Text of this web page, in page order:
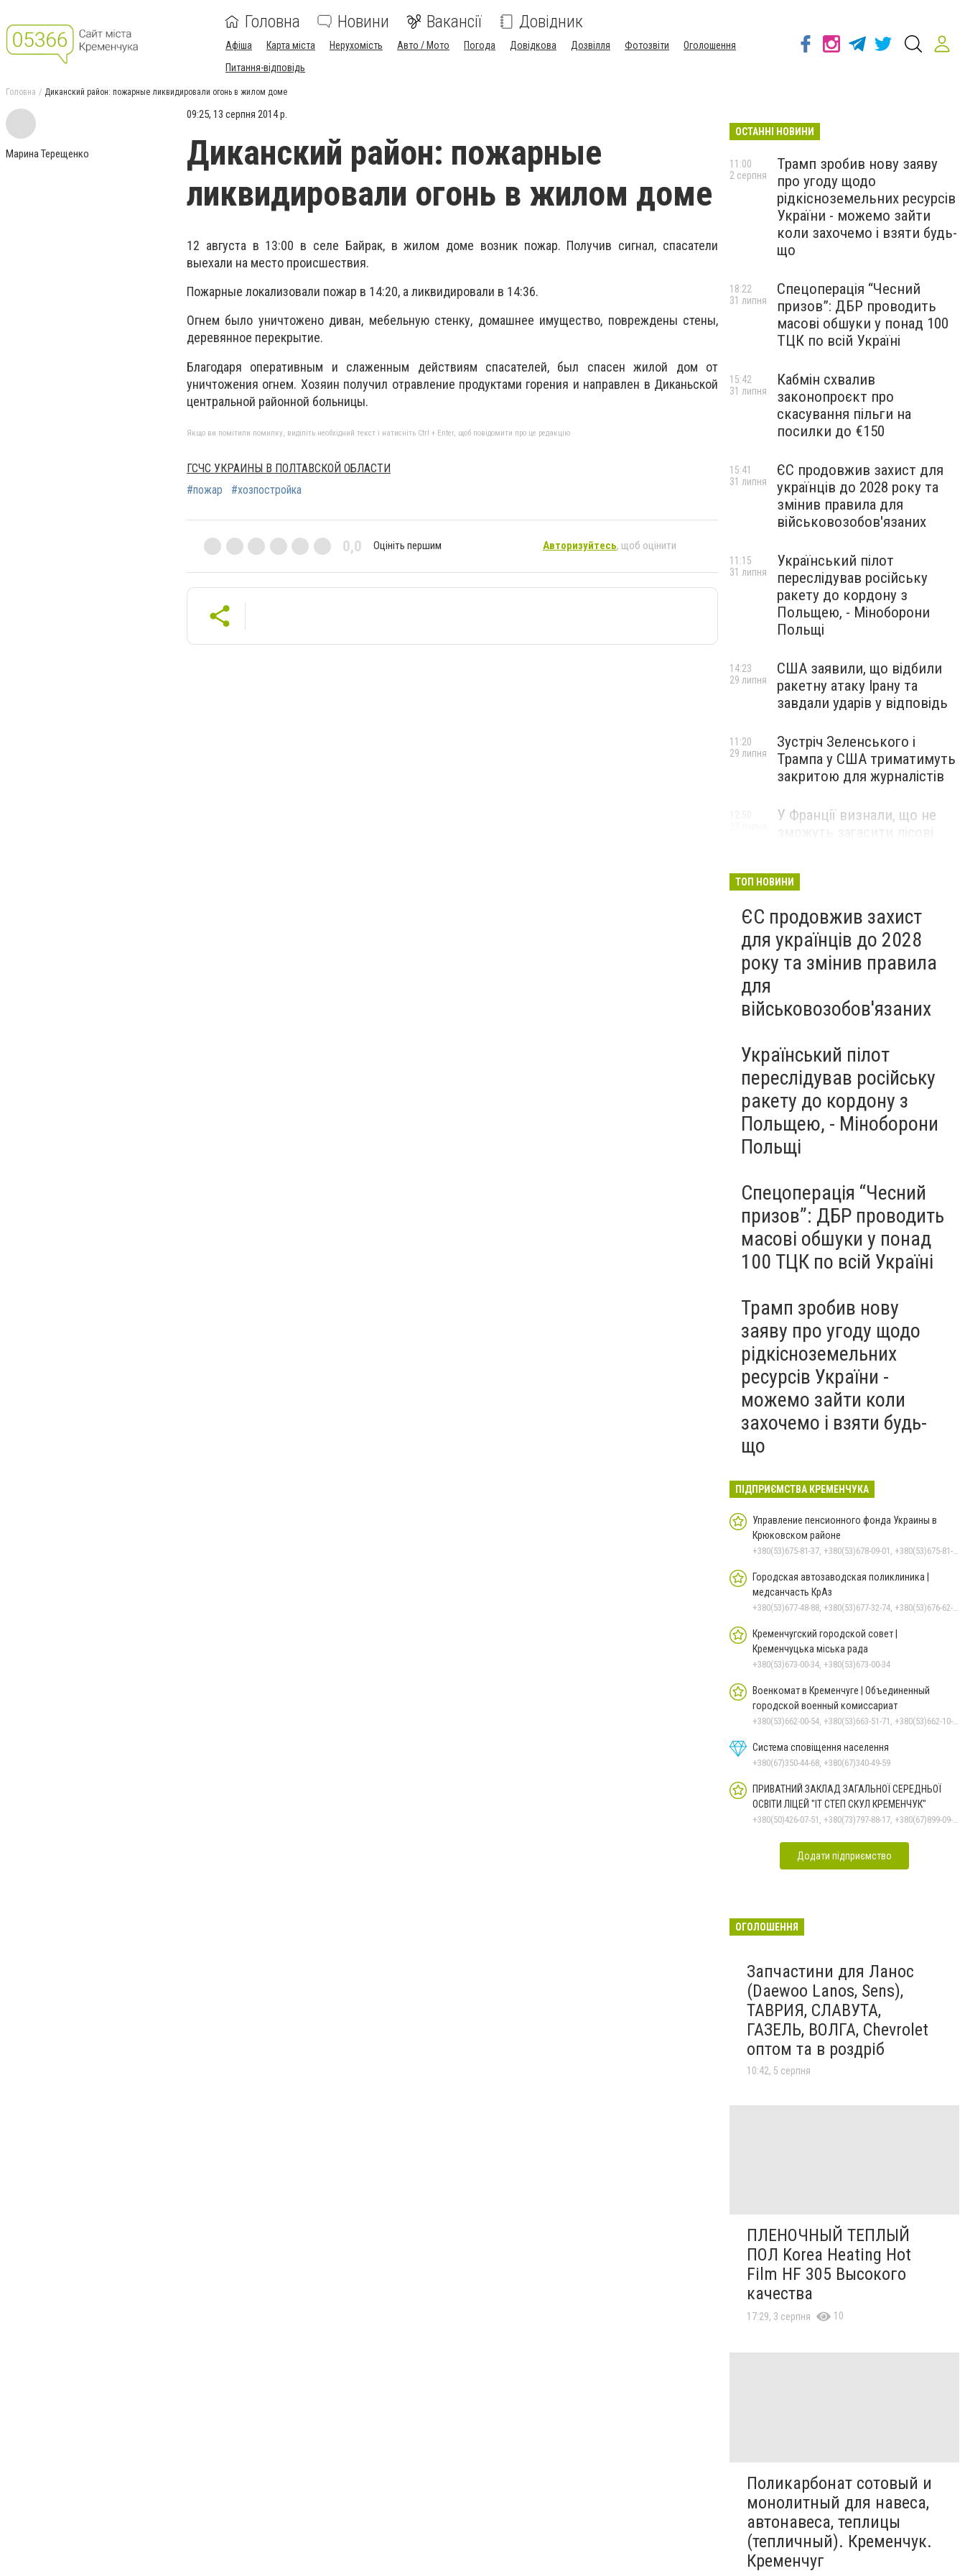
Головна Новини Вакансії Довідник
Афіша Карта міста Нерухомість Авто / Мото Погода Довідкова Дозвілля Фотозвіти
Оголошення
Питання-відповідь
Головна Диканский район: пожарные ликвидировали огонь в жилом доме
Марина Терещенко
09:25, 13 серпня 2014 р.
Диканский район: пожарные
ликвидировали огонь в жилом доме
12 августа в 13:00 в селе Байрак, в жилом доме возник пожар. Получив сигнал, спасатели
выехали на место происшествия.
Пожарные локализовали пожар в 14:20, а ликвидировали в 14:36​​.
Огнем было уничтожено диван, мебельную стенку, домашнее имущество, повреждены стены,
деревянное перекрытие.
Благодаря оперативным и слаженным действиям спасателей, был спасен жилой дом от
уничтожения огнем. Хозяин получил отравление продуктами горения и направлен в Диканьской
центральной районной больницы.
Якщо ви помітили помилку, виділіть необхідний текст і натисніть Ctrl + Enter, щоб повідомити про це редакцію
ГСЧС УКРАИНЫ В ПОЛТАВСКОЙ ОБЛАСТИ
#пожар
#хозпостройка
0,0 Оцініть першим Авторизуйтесь, щоб оцінити
ОСТАННІ НОВИНИ
Трамп зробив нову заяву
про угоду щодо
рідкісноземельних ресурсів
України - можемо зайти
коли захочемо і взяти будь-
що
11:00
2 серпня
Спецоперація “Чесний
призов”: ДБР проводить
масові обшуки у понад 100
ТЦК по всій Україні
18:22
31 липня
Кабмін схвалив
законопроєкт про
скасування пільги на
посилки до €150
15:42
31 липня
ЄС продовжив захист для
українців до 2028 року та
змінив правила для
військовозобов'язаних
15:41
31 липня
Український пілот
переслідував російську
ракету до кордону з
Польщею, - Міноборони
Польщі
11:15
31 липня
США заявили, що відбили
ракетну атаку Ірану та
завдали ударів у відповідь
14:23
29 липня
Зустріч Зеленського і
Трампа у США триматимуть
закритою для журналістів
11:20
29 липня
У Франції визнали, що не
ТОП НОВИНИ
ЄС продовжив захист
для українців до 2028
року та змінив правила
для
військовозобов'язаних
Український пілот
переслідував російську
ракету до кордону з
Польщею, - Міноборони
Польщі
Спецоперація “Чесний
призов”: ДБР проводить
масові обшуки у понад
100 ТЦК по всій Україні
Трамп зробив нову
заяву про угоду щодо
рідкісноземельних
ресурсів України -
можемо зайти коли
захочемо і взяти будь-
що
ПІДПРИЄМСТВА КРЕМЕНЧУКА
Управление пенсионного фонда Украины в
Крюковском районе
+380(53)675-81-37, +380(53)678-09-01, +380(53)675-81-32, +380(53)675-81-40, +380(53)675-81-33, +380(53)675-81-38, +380(53)675-81-31, +380(53)678-08-87
Городская автозаводская поликлиника |
медсанчасть КрАз
+380(53)677-48-88, +380(53)677-32-74, +380(53)676-62-99, +380536766187
Кременчугский городской совет |
Кременчуцька міська рада
+380(53)673-00-34, +380(53)673-00-34
Военкомат в Кременчуге | Объединенный
городской военный комиссариат
+380(53)662-00-54, +380(53)663-51-71, +380(53)662-10-35
Система сповіщення населення
+380(67)350-44-68, +380(67)340-49-59
ПРИВАТНИЙ ЗАКЛАД ЗАГАЛЬНОЇ СЕРЕДНЬОЇ
ОСВІТИ ЛІЦЕЙ "ІТ СТЕП СКУЛ КРЕМЕНЧУК"
+380(50)426-07-51, +380(73)797-88-17, +380(67)899-09-16
Додати підприємство
ОГОЛОШЕННЯ
Запчастини для Ланос
(Daewoo Lanos, Sens),
ТАВРИЯ, СЛАВУТА,
ГАЗЕЛЬ, ВОЛГА, Chevrolet
оптом та в роздріб
10:42, 5 серпня
ПЛЕНОЧНЫЙ ТЕПЛЫЙ
ПОЛ Korea Heating Hot
Film HF 305 Высокого
качества
17:29, 3 серпня 10
Поликарбонат сотовый и
монолитный для навеса,
автонавеса, теплицы
(тепличный). Кременчук.
Кременчуг